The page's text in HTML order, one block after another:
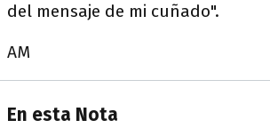
del mensaje de mi cuñado".
AM
En esta Nota